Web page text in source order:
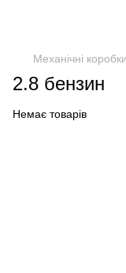
Механічні
2.8 бензин
Немає товарів